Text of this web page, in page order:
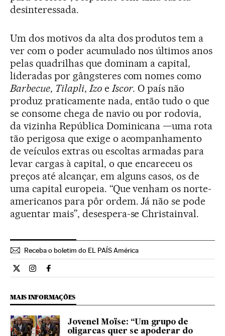
desinteressada.
Um dos motivos da alta dos produtos tem a
ver com o poder acumulado nos últimos anos
pelas quadrilhas que dominam a capital,
lideradas por gângsteres com nomes como
Barbecue, Tilapli,IzoeIscor. O país não
produz praticamente nada, então tudo o que
se consome chega de navio ou por rodovia,
da vizinha República Dominicana —uma rota
tão perigosa que exige o acompanhamento
de veículos extras ou escoltas armadas para
levar cargas à capital, o que encareceu os
preços até alcançar, em alguns casos, os de
uma capital europeia. “Que venham os norte-
americanos para pôr ordem. Já não se pode
aguentar mais”, desespera-se Christainval.
Receba o boletim do EL PAÍS América
Internacional El País Brasil en Twitter
Internacional El País Brasil en Instagram
Internacional El País Brasil en Facebook
MAIS INFORMAÇÕES
Jovenel Moïse: “Um grupo de
oligarcas quer se apoderar do